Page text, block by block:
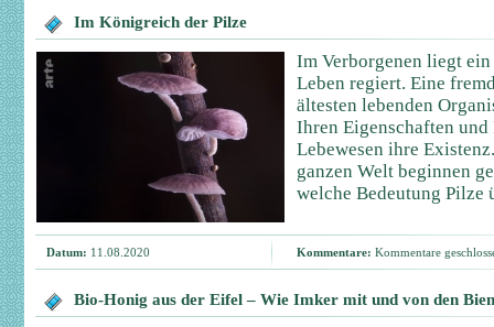
Im Königreich der Pilze
Im Verborgenen liegt
Leben regiert. Eine
ältesten lebenden
Ihren Eigenschaften
Lebewesen ihre
ganzen Welt beginnen
welche Bedeutung Pilze
Datum: 11.08.2020 Kommentare: Kommentare
Bio-Honig aus der Eifel – Wie Imker mit und von den